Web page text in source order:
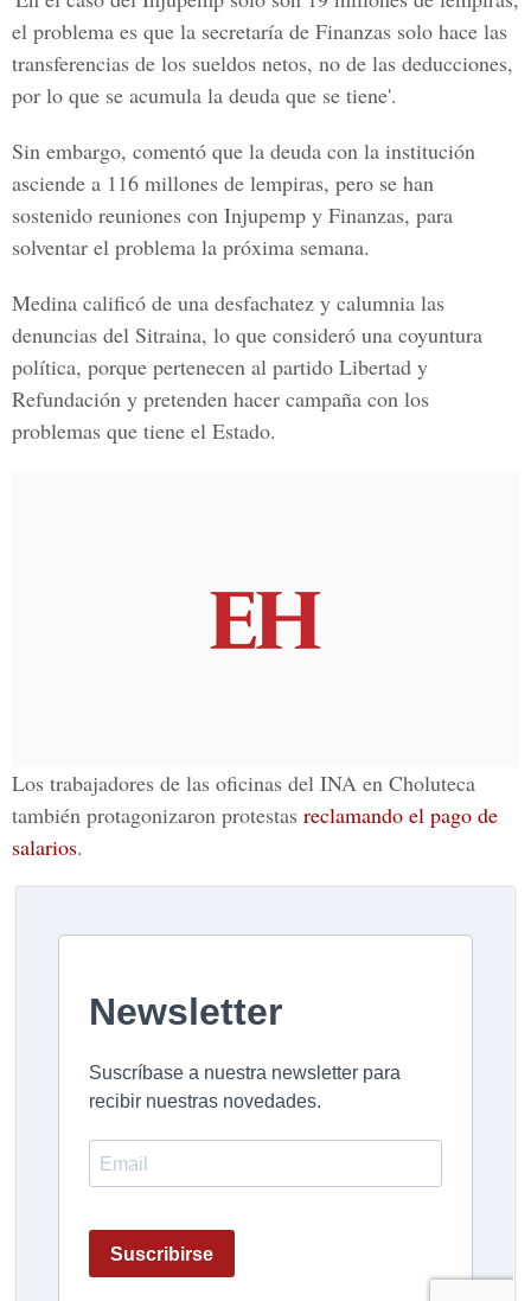
el problema es que la secretaría de Finanzas solo hace las
transferencias de los sueldos netos, no de las deducciones,
por lo que se acumula la deuda que se tiene'.
Sin embargo, comentó que la deuda con la institución
asciende a 116 millones de lempiras, pero se han
sostenido reuniones con Injupemp y Finanzas, para
solventar el problema la próxima semana.
Medina calificó de una desfachatez y calumnia las
denuncias del Sitraina, lo que consideró una coyuntura
política, porque pertenecen al partido Libertad y
Refundación y pretenden hacer campaña con los
problemas que tiene el Estado.
Los trabajadores de las oficinas del INA en Choluteca
también protagonizaron protestas reclamando el pago de
salarios.